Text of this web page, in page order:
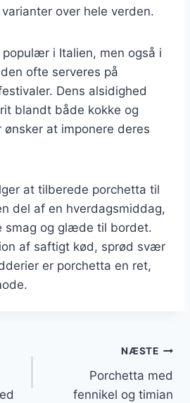
over hele verden.
i Italien, men også i
ofte serveres på
Dens alsidighed
blandt både kokke og
ønsker at imponere deres
at tilberede porchetta til
del af en hverdagsmiddag,
smag og glæde til bordet.
af saftigt kød, sprød svær
er porchetta en ret,
NÆSTE
Porchetta med
fennikel og timian